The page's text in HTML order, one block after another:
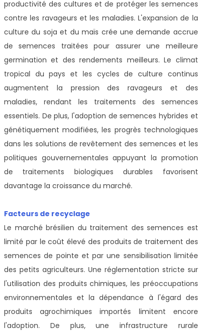
productivité des cultures et de protéger les semences
contre les ravageurs et les maladies. L'expansion de la
culture du soja et du maïs crée une demande accrue
de semences traitées pour assurer une meilleure
germination et des rendements meilleurs. Le climat
tropical du pays et les cycles de culture continus
augmentent la pression des ravageurs et des
maladies, rendant les traitements des semences
essentiels. De plus, l'adoption de semences hybrides et
génétiquement modifiées, les progrès technologiques
dans les solutions de revêtement des semences et les
politiques gouvernementales appuyant la promotion
de traitements biologiques durables favorisent
davantage la croissance du marché.
Facteurs de recyclage
Le marché brésilien du traitement des semences est
limité par le coût élevé des produits de traitement des
semences de pointe et par une sensibilisation limitée
des petits agriculteurs. Une réglementation stricte sur
l'utilisation des produits chimiques, les préoccupations
environnementales et la dépendance à l'égard des
produits agrochimiques importés limitent encore
l'adoption. De plus, une infrastructure rurale